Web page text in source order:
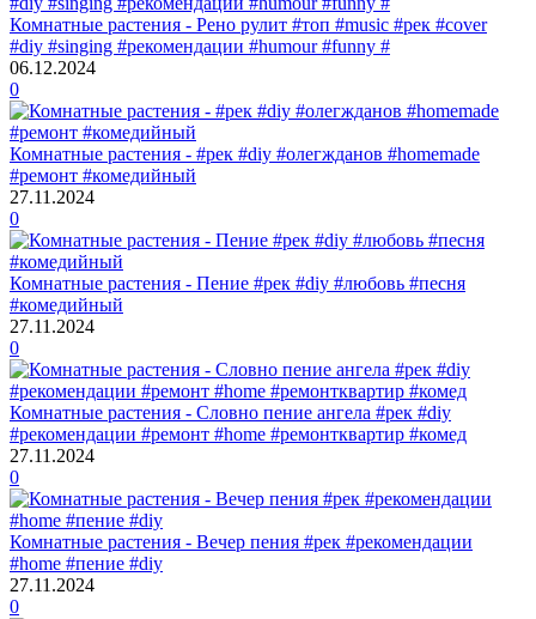
Комнатные растения - Рено рулит #топ #music #рек #cover
#diy #singing #рекомендации #humour #funny #
06.12.2024
0
Комнатные растения - #рек #diy #олегжданов #homemade
#ремонт #комедийный
27.11.2024
0
Комнатные растения - Пение #рек #diy #любовь #песня
#комедийный
27.11.2024
0
Комнатные растения - Словно пение ангела #рек #diy
#рекомендации #ремонт #home #ремонтквартир #комед
27.11.2024
0
Комнатные растения - Вечер пения #рек #рекомендации
#home #пение #diy
27.11.2024
0